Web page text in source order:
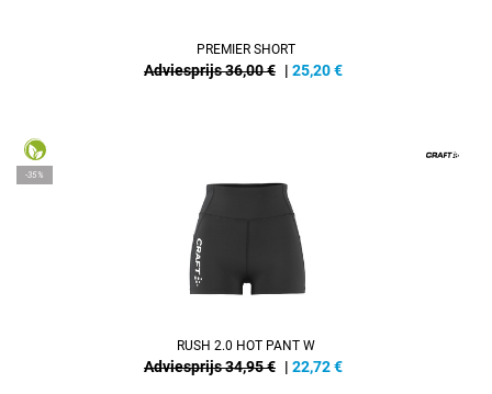
PREMIER SHORT
Adviesprijs 36,00 € | 25,20€
-35%
RUSH 2.0 HOT PANT W
Adviesprijs 34,95 € | 22,72€